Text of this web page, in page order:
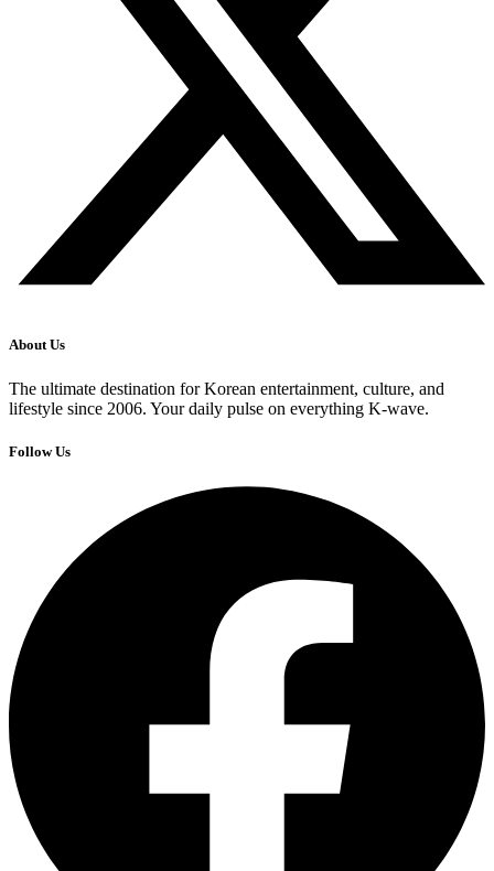
About Us
The ultimate destination for Korean entertainment, culture, and
lifestyle since 2006. Your daily pulse on everything K-wave.
Follow Us